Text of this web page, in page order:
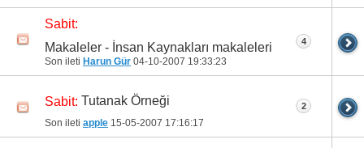
Sabit:
Makaleler - İnsan Kaynakları makaleleri
Son ileti Harun Gür 04-10-2007 19:33:23
4
Sabit: Tutanak Örneği
Son ileti apple 15-05-2007 17:16:17
2